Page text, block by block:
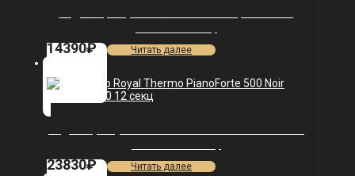
14390₽ Читать далее
23830₽ Читать далее